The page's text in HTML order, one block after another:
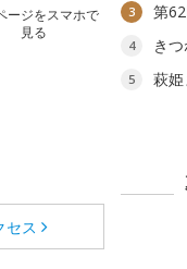
ージをスマホで
見る
セス
3 第
4 き
5
萩